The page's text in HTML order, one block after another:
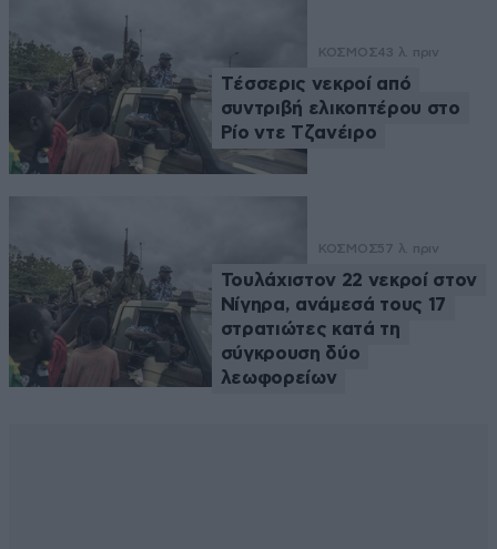
ΚΟΣΜΟΣ43 λ. πριν
Tέσσερις νεκροί από
συντριβή ελικοπτέρου στο
Ρίο ντε Τζανέιρο
ΚΟΣΜΟΣ57 λ. πριν
Τουλάχιστον 22 νεκροί στον
Νίγηρα, ανάμεσά τους 17
στρατιώτες κατά τη
σύγκρουση δύο
λεωφορείων